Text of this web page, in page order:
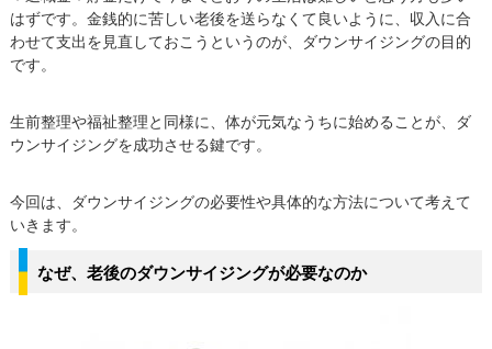
はずです。金銭的に苦しい老後を送らなくて良いように、収入に合
わせて支出を見直しておこうというのが、ダウンサイジングの目的
です。
生前整理や福祉整理と同様に、体が元気なうちに始めることが、ダ
ウンサイジングを成功させる鍵です。
今回は、ダウンサイジングの必要性や具体的な方法について考えて
いきます。
なぜ、老後のダウンサイジングが必要なのか